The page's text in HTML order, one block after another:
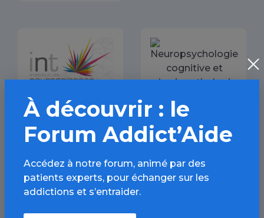
À découvrir : le
Forum Addict’Aide
Accédez à notre forum, animé par des
patients experts, pour échanger sur les
addictions et s’entraider.